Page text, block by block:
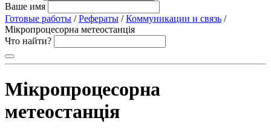
Ваше имя
Готовые работы /Рефераты /Коммуникации и связь /
Мікропроцесорна метеостанція
Что найти?
Мікропроцесорна
метеостанція